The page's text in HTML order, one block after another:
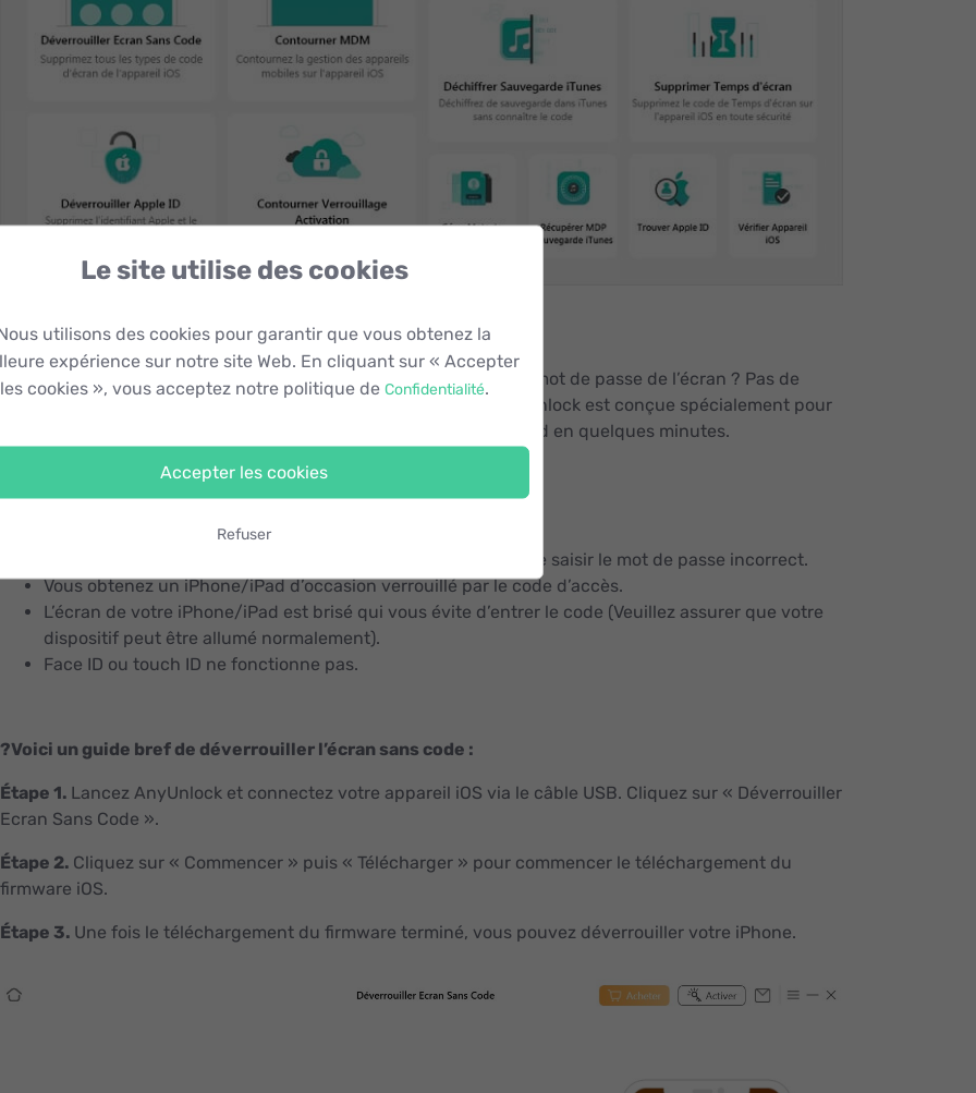
Déverrouiller l’écran sans code
Vous n’arrivez plus à accéder à votre iPhone à cause de l’oubli du mot de passe de l’écran ? Pas de
souci. La fonctionnalité « Déverrouiller Ecran Sans Code » d’AnyUnlock est conçue spécialement pour
supprimer directement le code de verrouillage d’écran iPhone/iPad en quelques minutes.
Vous oubliez le code de l’écran.
Votre iPhone/iPad est désactivé après plusieurs tentatives de saisir le mot de passe incorrect.
Vous obtenez un iPhone/iPad d’occasion verrouillé par le code d’accès.
L’écran de votre iPhone/iPad est brisé qui vous évite d’entrer le code (Veuillez assurer que votre
dispositif peut être allumé normalement).
Face ID ou touch ID ne fonctionne pas.
?Voici un guide bref de déverrouiller l’écran sans code :
Étape 1. Lancez AnyUnlock et connectez votre appareil iOS via le câble USB. Cliquez sur « Déverrouiller
Ecran Sans Code ».
Étape 2. Cliquez sur « Commencer » puis « Télécharger » pour commencer le téléchargement du
firmware iOS.
Étape 3. Une fois le téléchargement du firmware terminé, vous pouvez déverrouiller votre iPhone.
Le site utilise des cookies
utilisons des cookies pour garantir que vous obtenez la
expérience sur notre site Web. En cliquant sur « Accepter
les cookies », vous acceptez notre politique de Confidentialité.
Accepter les cookies
Refuser